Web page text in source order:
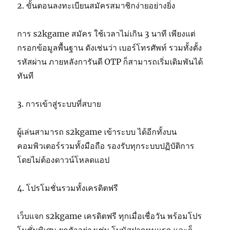
2. ขั้นตอนลงทะเบียนสมัครสมาชิกง่ายอย่างยิ่ง
การ s2kgame สมัคร ใช้เวลาไม่เกิน 3 นาที เพียงแต่
กรอกข้อมูลพื้นฐาน ดังเช่นว่า เบอร์โทรศัพท์ รวมทั้งตั้ง
รหัสผ่าน ภายหลังการันตี OTP ก็สามารถเริ่มเดิมพันได้
ทันที
3. การเข้าสู่ระบบที่สบาย
ผู้เล่นสามารถ s2kgame เข้าระบบ ได้อีกทั้งบน
คอมพิวเตอร์รวมทั้งมือถือ รองรับทุกระบบปฏิบัติการ
โดยไม่ต้องดาวน์โหลดแอป
4. โปรโมชั่นรวมทั้งเครดิตฟรี
เว็บแจก s2kgame เครดิตฟรี ทุกเมื่อเชื่อวัน พร้อมโปร